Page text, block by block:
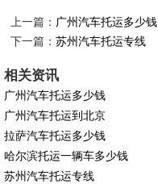
上一篇： 广州汽车托运多少钱
下一篇：苏州汽车托运专线
相关资讯
广州汽车托运多少钱
广州汽车托运到北京
拉萨汽车托运多少钱
哈尔滨托运一辆车多少钱
苏州汽车托运专线